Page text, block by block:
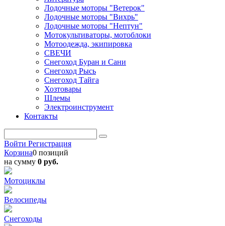
Лодочные моторы "Ветерок"
Лодочные моторы "Вихрь"
Лодочные моторы "Нептун"
Мотокультиваторы, мотоблоки
Мотоодежда, экипировка
СВЕЧИ
Снегоход Буран и Сани
Снегоход Рысь
Снегоход Тайга
Хозтовары
Шлемы
Электроинструмент
Контакты
Войти Регистрация
Корзина0 позиций
на сумму 0 руб.
Мотоциклы
Велосипеды
Снегоходы